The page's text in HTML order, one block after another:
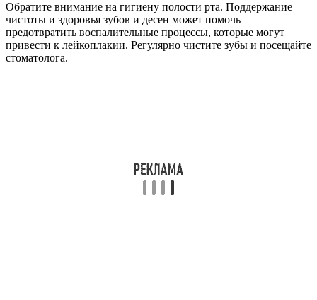
Обратите внимание на гигиену полости рта. Поддержание
чистоты и здоровья зубов и десен может помочь
предотвратить воспалительные процессы, которые могут
привести к лейкоплакии. Регулярно чистите зубы и посещайте
стоматолога.